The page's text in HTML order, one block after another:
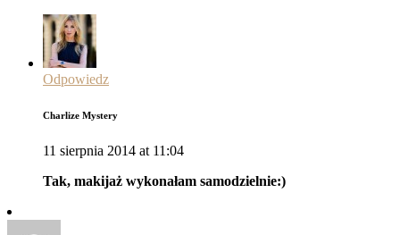
Odpowiedz
Charlize Mystery
11 sierpnia 2014 at 11:04
Tak, makijaż wykonałam samodzielnie:)